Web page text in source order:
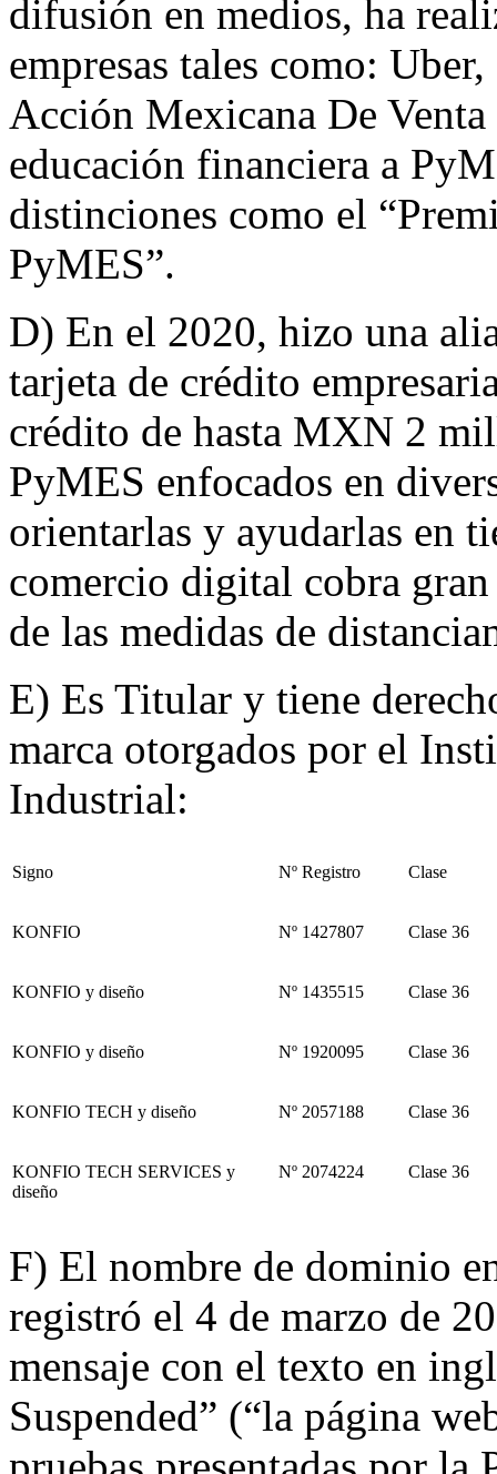
difusión en medios, ha
empresas tales como:
Acción Mexicana De
educación financiera a
distinciones como el
PyMES”.
D) En el 2020, hizo una
tarjeta de crédito
crédito de hasta MXN 2
PyMES enfocados en
orientarlas y ayudarlas en
comercio digital cobra
de las medidas de
E) Es Titular y tiene
marca otorgados por el
Industrial:
Signo Nº Registro Clase
KONFIO Nº 1427807 Clase 36
KONFIO y diseño Nº 1435515 Clase 36
KONFIO y diseño Nº 1920095 Clase 36
KONFIO TECH y diseño Nº 2057188 Clase 36
KONFIO TECH SERVICES y
diseño
Nº 2074224 Clase 36
F) El nombre de dominio
registró el 4 de marzo de
mensaje con el texto en
Suspended” (“la página